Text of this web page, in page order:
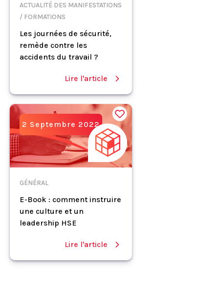
ACTUALITÉ DES MANIFESTATIONS
/ FORMATIONS
Les journées de sécurité,
remède contre les
accidents du travail ?
Lire l'article
2 Septembre 2022
GÉNÉRAL
E-Book : comment instruire
une culture et un
leadership HSE
Lire l'article